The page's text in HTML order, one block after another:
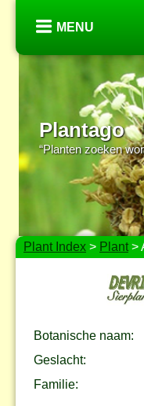
MENU
Plantago
“Planten zoeken
Plant Index > Plant>
Botanische naam:
Geslacht:
Familie: